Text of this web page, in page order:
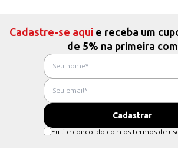
Cadastre-se aqui e receba um
de 5% na primeira
Eu li e concordo com os termos de